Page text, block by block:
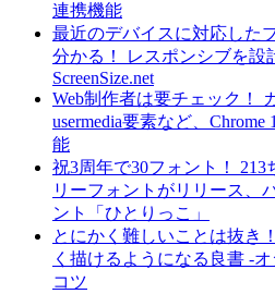
連携機能
最近のデバイスに対応した
分かる！ レスポンシブを設
ScreenSize.net
Web制作者は要チェック！
usermedia要素など、
能
祝3周年で30フォント！
リーフォントがリリース、
ント「ひとりっこ」
とにかく難しいことは抜き
く描けるようになる良書 -
コツ